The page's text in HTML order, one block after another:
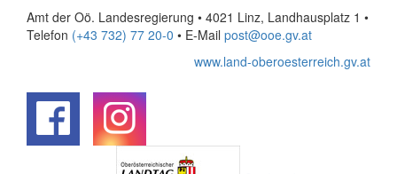
Amt der Oö. Landesregierung • 4021 Linz, Landhausplatz 1 •
Telefon (+43 732) 77 20-0 • E-Mail post@ooe.gv.at
www.land-oberoesterreich.gv.at